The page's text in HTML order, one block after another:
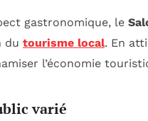
gastronomique, le
du tourisme local. En
l’économie
varié